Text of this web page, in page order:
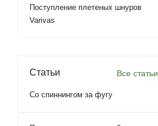
Поступление плетеных шнуров
Varivas
Статьи Все статьи
Со спиннингом за фугу